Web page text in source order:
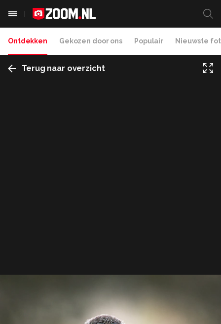
Ontdekken Gekozen door ons Populair Nieuwste
Terug naar overzicht